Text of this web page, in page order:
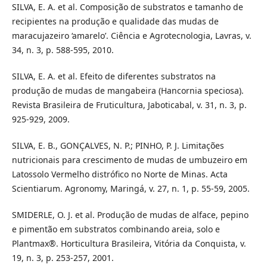
SILVA, E. A. et al. Composição de substratos e tamanho de
recipientes na produção e qualidade das mudas de
maracujazeiro ‘amarelo’. Ciência e Agrotecnologia, Lavras, v.
34, n. 3, p. 588-595, 2010.
SILVA, E. A. et al. Efeito de diferentes substratos na
produção de mudas de mangabeira (Hancornia speciosa).
Revista Brasileira de Fruticultura, Jaboticabal, v. 31, n. 3, p.
925-929, 2009.
SILVA, E. B., GONÇALVES, N. P.; PINHO, P. J. Limitações
nutricionais para crescimento de mudas de umbuzeiro em
Latossolo Vermelho distrófico no Norte de Minas. Acta
Scientiarum. Agronomy, Maringá, v. 27, n. 1, p. 55-59, 2005.
SMIDERLE, O. J. et al. Produção de mudas de alface, pepino
e pimentão em substratos combinando areia, solo e
Plantmax®. Horticultura Brasileira, Vitória da Conquista, v.
19, n. 3, p. 253-257, 2001.